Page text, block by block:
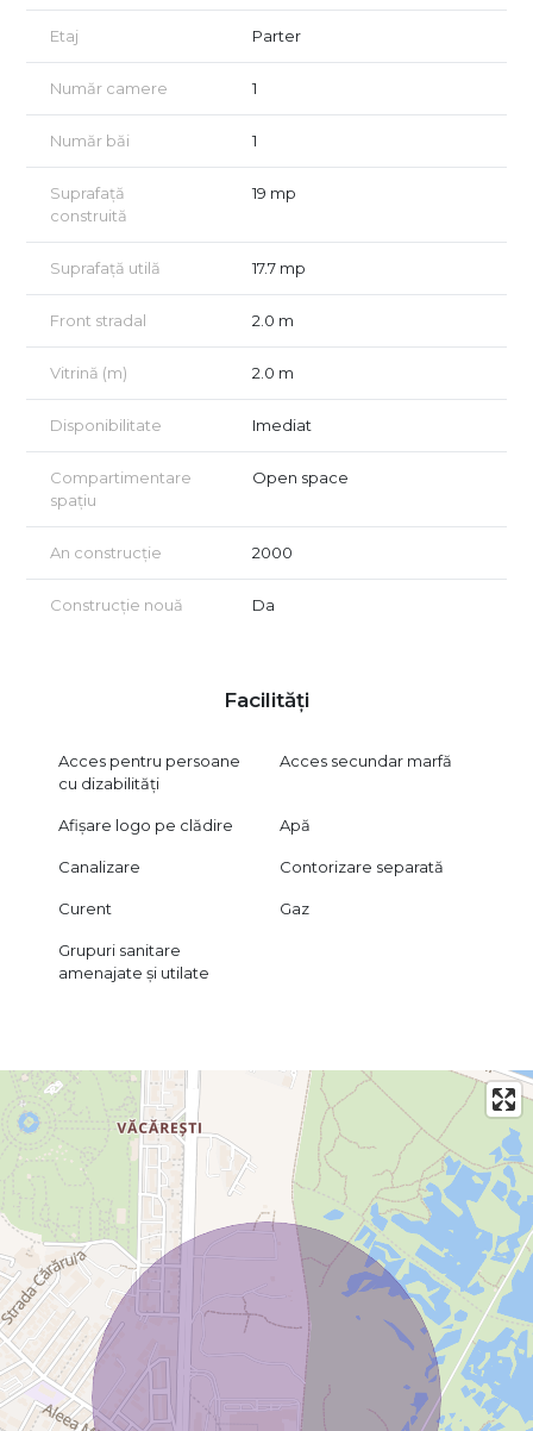
Are contorizare individuală, acces securizat la grupul sanitar
comun și poate fi personalizat în funcție de specificul
care caută un spațiu compact, ușor de gestionat.
Vizionare fără comision pentru chiriaș.
Vă așteptăm cu drag să descoperiți potențialul acestui spațiu
comercial cu vizibilitate excelentă!
Etaj Parter
Număr camere 1
Număr băi 1
Suprafață
construită
19 mp
Suprafață utilă 17.7 mp
Front stradal 2.0 m
Vitrină (m) 2.0 m
Disponibilitate Imediat
Compartimentare
spațiu
Open space
An construcție 2000
Construcție nouă Da
Facilități
Acces pentru persoane
cu dizabilități
Acces secundar marfă
Afișare logo pe clădire Apă
Canalizare Contorizare separată
Curent Gaz
Grupuri sanitare
amenajate și utilate